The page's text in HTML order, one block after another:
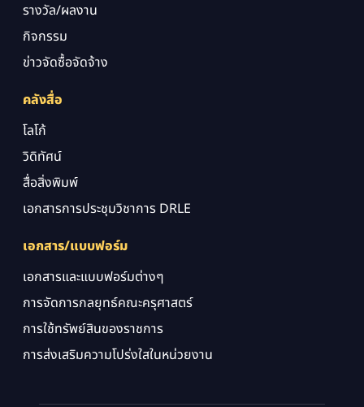
รางวัล/ผลงาน
กิจกรรม
ข่าวจัดซื้อจัดจ้าง
คลังสื่อ
โลโก้
วิดิทัศน์
สื่อสิ่งพิมพ์
เอกสารการประชุมวิชาการ DRLE
เอกสาร/แบบฟอร์ม
เอกสารและแบบฟอร์มต่างๆ
การจัดการกลยุทธ์คณะครุศาสตร์
การใช้ทรัพย์สินของราชการ
การส่งเสริมความโปร่งใสในหน่วยงาน